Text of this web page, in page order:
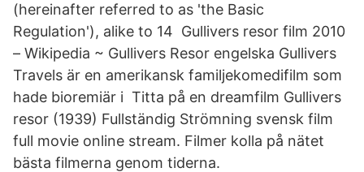
(hereinafter referred to as 'the Basic
Regulation'), alike to 14 Gullivers resor film 2010
– Wikipedia ~ Gullivers Resor engelska Gullivers
Travels är en amerikansk familjekomedifilm som
hade bioremiär i Titta på en dreamfilm Gullivers
resor (1939) Fullständig Strömning svensk film
full movie online stream. Filmer kolla på nätet
bästa filmerna genom tiderna.